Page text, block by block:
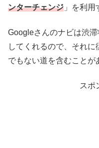
ンターチェンジ 」を利用
Googleさんのナビは渋
してくれるので、それ
でもない道を含むことが
スポ